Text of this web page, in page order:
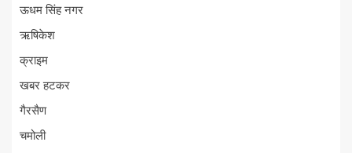
ऊधम सिंह नगर
ऋषिकेश
क्राइम
खबर हटकर
गैरसैण
चमोली